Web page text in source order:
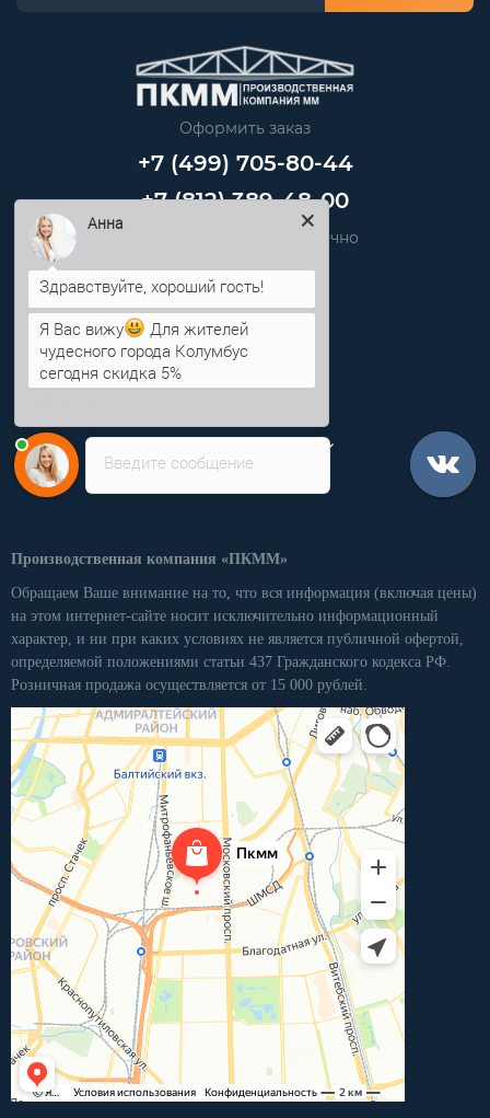
Оформить заказ
+7 (499) 705-80-44
+7 (812) 389-48-00
Звоните нам круглосуточно
info@pkmm.ru
Информация
Производственная компания «ПКММ»
Обращаем Ваше внимание на то, что вся информация (включая цены)
на этом интернет-сайте носит исключительно информационный
характер, и ни при каких условиях не является публичной офертой,
определяемой положениями статьи 437 Гражданского кодекса РФ.
Розничная продажа осуществляется от 15 000 рублей.
Введите сообщение
Здравствуйте, хороший гость!
Я Вас вижу
Для жителей
чудесного города Колумбус
сегодня скидка 5%